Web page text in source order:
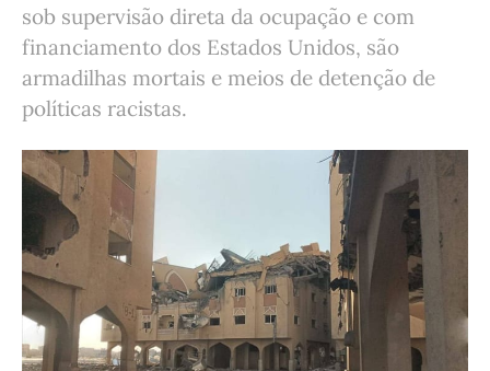
sob supervisão direta da ocupação e com
financiamento dos Estados Unidos, são
armadilhas mortais e meios de detenção de
políticas racistas.